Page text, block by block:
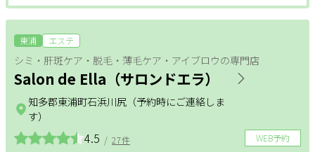
東浦 エステ
シミ・肝斑ケア・脱毛・薄毛ケア・アイブロウの専門店
Salon de Ella（サロンドエラ）
WEB予約
4.5 / 27件
知多郡東浦町石浜川尻（予約時にご連絡しま
す）